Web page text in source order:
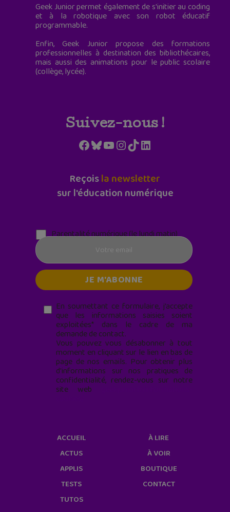
Geek Junior permet également de s'initier au coding
et à la robotique avec son robot éducatif
programmable.
Enfin, Geek Junior propose des formations
professionnelles à destination des bibliothécaires,
mais aussi des animations pour le public scolaire
(collège, lycée).
Suivez-nous !
Facebook
Bluesky
YouTube
Instagram
TikTokLinkedIn
Reçoisla newsletter
sur l'éducation numérique
Parentalité numérique (le lundi matin)
En soumettant ce formulaire, j’accepte
que les informations saisies soient
exploitées* dans le cadre de ma
demande de contact.
Vous pouvez vous désabonner à tout
moment en cliquant sur le lien en bas de
page de nos emails. Pour obtenir plus
d'informations sur nos pratiques de
confidentialité, rendez-vous sur notre
site web
ACCUEIL
ACTUS
APPLIS
TESTS
TUTOS
À LIRE
À VOIR
BOUTIQUE
CONTACT